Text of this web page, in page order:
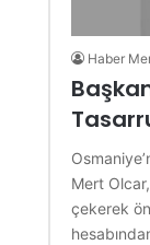
Haber
Mert
çekerek